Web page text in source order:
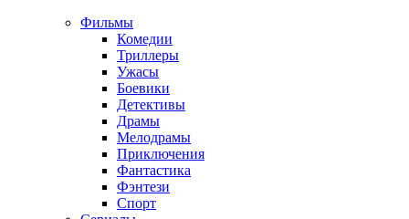
Фильмы
Комедии
Триллеры
Ужасы
Боевики
Детективы
Драмы
Мелодрамы
Приключения
Фантастика
Фэнтези
Спорт